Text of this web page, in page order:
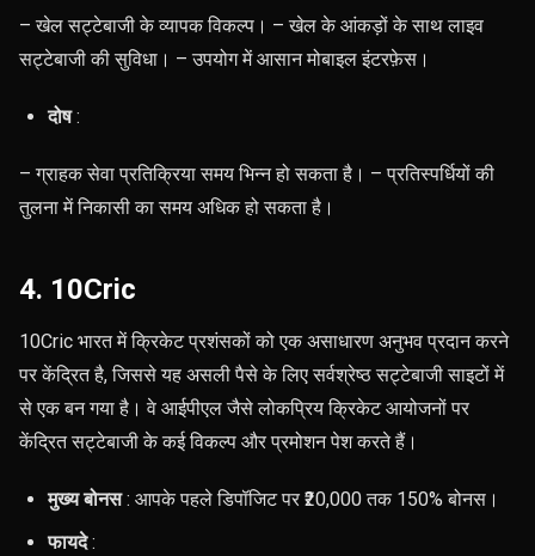
– खेल सट्टेबाजी के व्यापक विकल्प। – खेल के आंकड़ों के साथ लाइव
सट्टेबाजी की सुविधा। – उपयोग में आसान मोबाइल इंटरफ़ेस।
दोष:
– ग्राहक सेवा प्रतिक्रिया समय भिन्न हो सकता है। – प्रतिस्पर्धियों की
तुलना में निकासी का समय अधिक हो सकता है।
4. 10Cric
10Cric भारत में क्रिकेट प्रशंसकों को एक असाधारण अनुभव प्रदान करने
पर केंद्रित है, जिससे यह असली पैसे के लिए सर्वश्रेष्ठ सट्टेबाजी साइटों में
से एक बन गया है। वे आईपीएल जैसे लोकप्रिय क्रिकेट आयोजनों पर
केंद्रित सट्टेबाजी के कई विकल्प और प्रमोशन पेश करते हैं।
मुख्य बोनस: आपके पहले डिपॉजिट पर ₹20,000 तक 150% बोनस।
फायदे: